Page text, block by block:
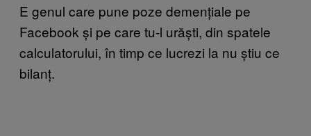
E genul care pune poze demențiale pe
Facebook și pe care tu-l urăști, din spatele
calculatorului, în timp ce lucrezi la nu știu ce
bilanț.